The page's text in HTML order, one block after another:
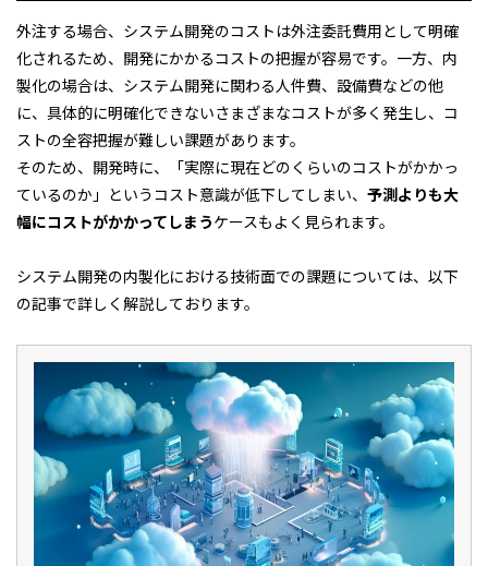
外注する場合、システム開発のコストは外注委託費用として明確
化されるため、開発にかかるコストの把握が容易です。一方、内
製化の場合は、システム開発に関わる人件費、設備費などの他
に、具体的に明確化できないさまざまなコストが多く発生し、コ
ストの全容把握が難しい課題があります。
そのため、開発時に、「実際に現在どのくらいのコストがかかっ
ているのか」というコスト意識が低下してしまい、 予測よりも大
幅にコストがかかってしまうケースもよく見られます。
システム開発の内製化における技術面での課題については、以下
の記事で詳しく解説しております。